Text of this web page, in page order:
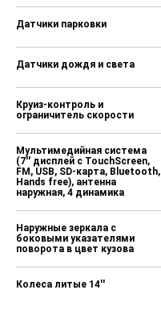
Датчики парковки
Датчики дождя и света
Круиз-контроль и
ограничитель скорости
Мультимедийная система
(7'' дисплей с TouchScreen,
FM, USB, SD-карта, Bluetooth,
Hands free), антенна
наружная, 4 динамика
Наружные зеркала с
боковыми указателями
поворота в цвет кузова
Колеса литые 14''